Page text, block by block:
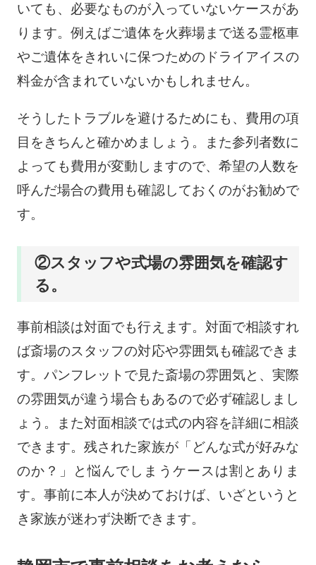
いても、必要なものが入っていないケースがあ
ります。例えばご遺体を火葬場まで送る霊柩車
やご遺体をきれいに保つためのドライアイスの
料金が含まれていないかもしれません。
そうしたトラブルを避けるためにも、費用の項
目をきちんと確かめましょう。また参列者数に
よっても費用が変動しますので、希望の人数を
呼んだ場合の費用も確認しておくのがお勧めで
す。
②スタッフや式場の雰囲気を確認す
る。
事前相談は対面でも行えます。対面で相談すれ
ば斎場のスタッフの対応や雰囲気も確認できま
す。パンフレットで見た斎場の雰囲気と、実際
の雰囲気が違う場合もあるので必ず確認しまし
ょう。また対面相談では式の内容を詳細に相談
できます。残された家族が「どんな式が好みな
のか？」と悩んでしまうケースは割とありま
す。事前に本人が決めておけば、いざというと
き家族が迷わず決断できます。